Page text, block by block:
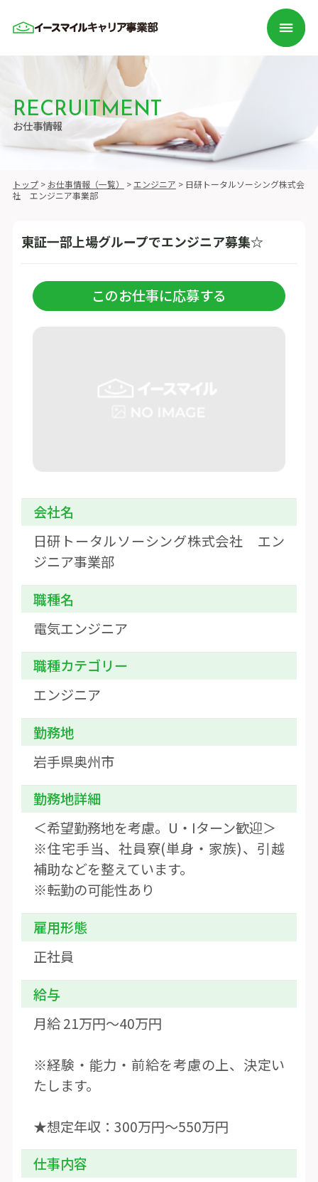
RECRUITMENT
お仕事情報
トップ> お仕事情報（一覧） >エンジニア > 日研トータルソーシング株式会
社 エンジニア事業部
東証一部上場グループでエンジニア募集☆
このお仕事に応募する
会社名
日研トータルソーシング株式会社 エン
ジニア事業部
職種名
電気エンジニア
職種カテゴリー
エンジニア
勤務地
岩手県奥州市
勤務地詳細
＜希望勤務地を考慮。U・Iターン歓迎＞
※住宅手当、社員寮(単身・家族)、引越
補助などを整えています。
※転勤の可能性あり
雇用形態
正社員
給与
月給 21万円〜40万円
※経験・能力・前給を考慮の上、決定い
たします。
★想定年収：300万円〜550万円
仕事内容